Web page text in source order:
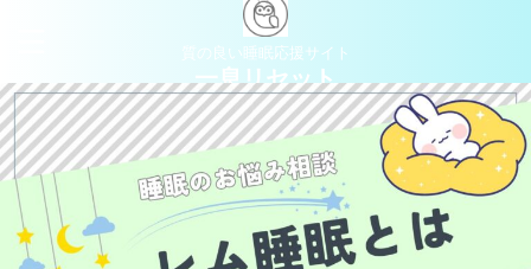
質の良い睡眠応援サイト
一息リセット